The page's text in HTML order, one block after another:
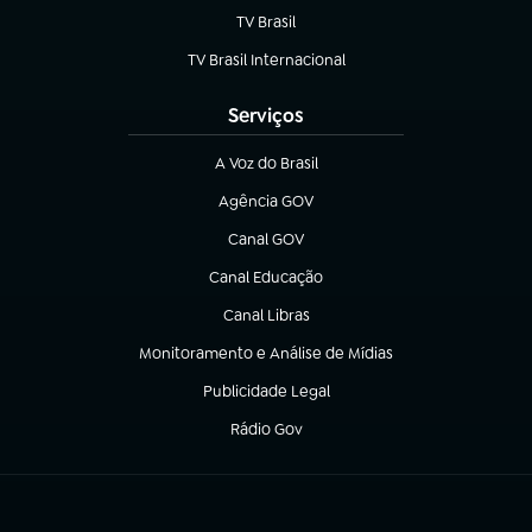
TV Brasil
(abre em nova aba)
TV Brasil Internacional
(abre em nova aba)
Serviços
A Voz do Brasil
(abre em nova aba)
Agência GOV
(abre em nova aba)
Canal GOV
(abre em nova aba)
Canal Educação
(abre em nova aba)
Canal Libras
(abre em nova aba)
Monitoramento e Análise de Mídias
(abre em nova aba)
Publicidade Legal
(abre em nova aba)
Rádio Gov
(abre em nova aba)